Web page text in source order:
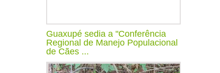
Guaxupé sedia a "Conferência
Regional de Manejo Populacional
de Cães ...